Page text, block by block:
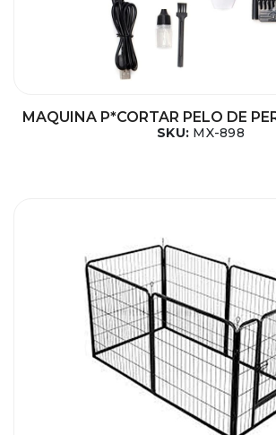
MAQUINA P*CORTAR PELO DE
SKU: MX-898